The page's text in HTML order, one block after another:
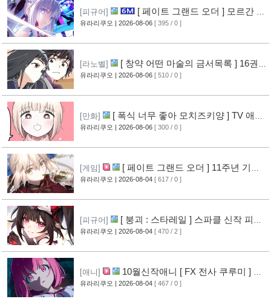
[피규어]
[ 페이트 그랜드 오더 ] 모르간 르
페이 신작 피규어 공개
[10]
유라리쿠오 | 2026-08-06 [ 395 / 0 ]
[라노벨]
[ 창약 어떤 마술의 금서목록 ] 16권
표지 공개
[12]
유라리쿠오 | 2026-08-06 [ 510 / 0 ]
[만화]
[ 폭식 너무 좋아 모치즈키양 ] TV 애니
메이션화 결정 [13]
유라리쿠오 | 2026-08-06 [ 300 / 0 ]
[게임]
[ 페이트 그랜드 오더 ] 11주년 기념
영상 공개
[11]
유라리쿠오 | 2026-08-04 [ 617 / 0 ]
[피규어]
[ 붕괴 : 스타레일 ] 스파클 신작 피규
어 공개
[8]
유라리쿠오 | 2026-08-04 [ 470 / 2 ]
[애니]
10월신작애니 [ FX 전사 쿠루미 ] PV
영상 공개
[9]
유라리쿠오 | 2026-08-04 [ 467 / 0 ]